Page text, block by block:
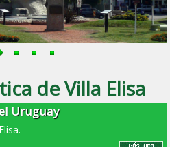
de Villa Elisa
Uruguay